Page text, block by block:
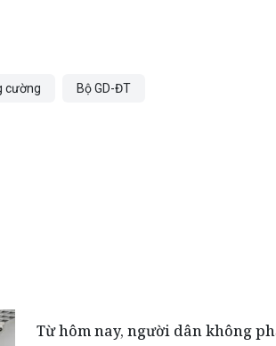
cường
Bộ GD-ĐT
Từ hôm nay, người dân không